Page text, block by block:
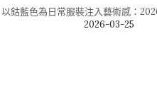
以鈷藍色為日常服裝注入藝術感：
2026-03-25